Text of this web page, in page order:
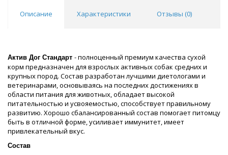
Описание Характеристики Отзывы (0)
Актив Дог Стандарт - полноценный премиум качества сухой
корм предназначен для взрослых активных собак средних и
крупных пород. Состав разработан лучшими диетологами и
ветеринарами, основываясь на последних достижениях в
области питания для животных, обладает высокой
питательностью и усвояемостью, способствует правильному
развитию. Хорошо сбалансированный состав помогает питомцу
быть в отличной форме, усиливает иммунитет, имеет
привлекательный вкус.
Состав